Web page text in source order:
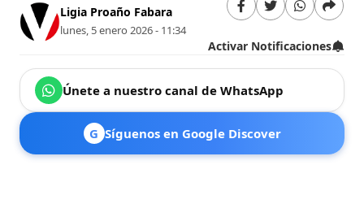
Ligia Proaño Fabara
lunes, 5 enero 2026 - 11:34
Activar Notificaciones
Únete a nuestro canal de WhatsApp
G Síguenos en Google Discover